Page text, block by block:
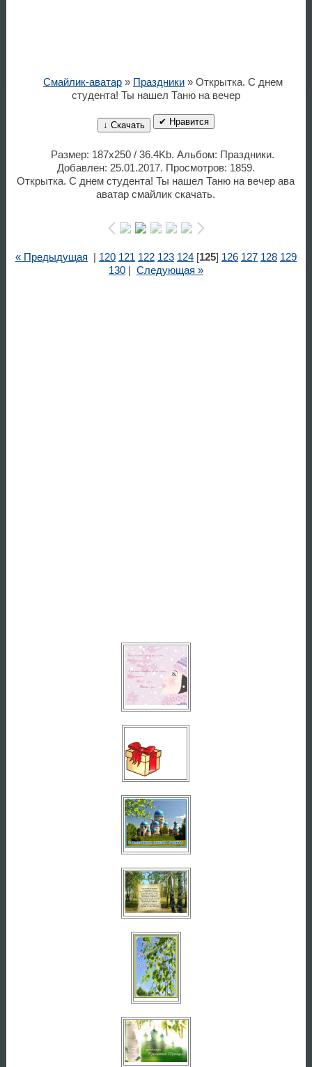
Смайлик-аватар» Праздники» Открытка. С днем
студента! Ты нашел Таню на вечер
↓ Скачать ✔ Нравится
Размер: 187x250 / 36.4Kb. Альбом: Праздники.
Добавлен: 25.01.2017. Просмотров: 1859.
Открытка. С днем студента! Ты нашел Таню на вечер ава
аватар смайлик скачать.
« Предыдущая 120 121 122 123 124[125] 126 127 128 129
130| Следующая »